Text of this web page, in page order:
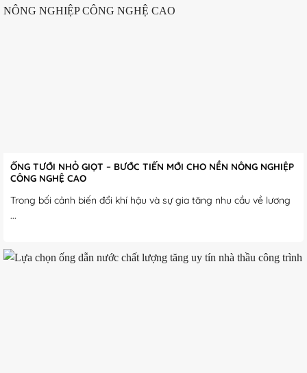
ỐNG TƯỚI NHỎ GIỌT – BƯỚC TIẾN MỚI CHO NỀN NÔNG NGHIỆP
CÔNG NGHỆ CAO
Trong bối cảnh biến đổi khí hậu và sự gia tăng nhu cầu về lương
...